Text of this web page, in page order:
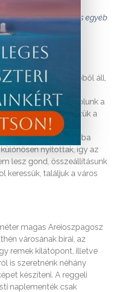
az eszünkbe. Athén
túl számos egyéb
túra jóval többől áll,
a nevezetességeit.
meg, ha belekóstolunk a
felfedezzük a
a lakóival, a vendég-
kapcsolatba
nyitottak, így az
lesz gond, összeállításunk
keressük, találjuk a város
magas Areioszpagosz
városának bírái, az
remek kilátópont, illetve
is szeretnénk néhány
készíteni. A reggeli
naplementék csak